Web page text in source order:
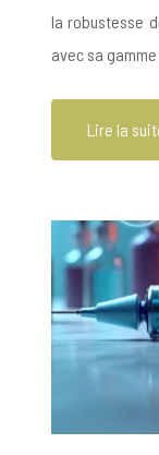
la robustesse
avec sa
Lire la